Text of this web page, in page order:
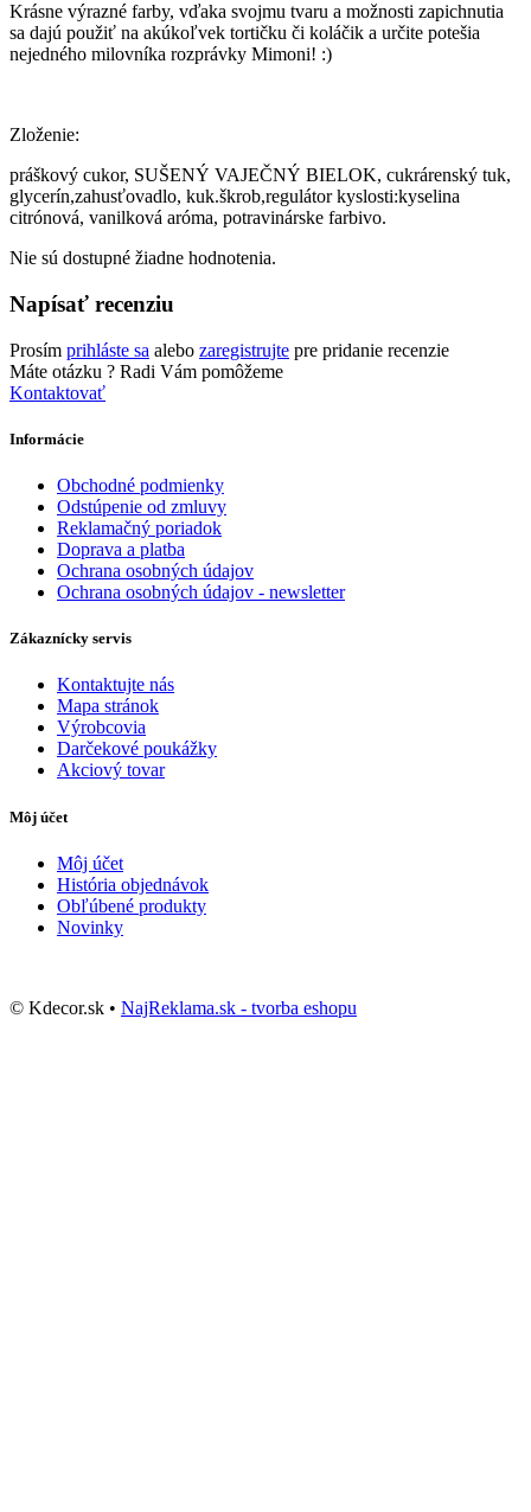
Krásne výrazné farby, vďaka svojmu tvaru a možnosti zapichnutia
sa dajú použiť na akúkoľvek tortičku či koláčik a určite potešia
nejedného milovníka rozprávky Mimoni! :)
Zloženie:
práškový cukor, SUŠENÝ VAJEČNÝ BIELOK, cukrárenský tuk,
glycerín,zahusťovadlo, kuk.škrob,regulátor kyslosti:kyselina
citrónová, vanilková aróma, potravinárske farbivo.
Nie sú dostupné žiadne hodnotenia.
Napísať recenziu
Prosím prihláste sa alebo zaregistrujte pre pridanie recenzie
Máte otázku ? Radi Vám pomôžeme
Kontaktovať
Informácie
Obchodné podmienky
Odstúpenie od zmluvy
Reklamačný poriadok
Doprava a platba
Ochrana osobných údajov
Ochrana osobných údajov - newsletter
Zákaznícky servis
Kontaktujte nás
Mapa stránok
Výrobcovia
Darčekové poukážky
Akciový tovar
Môj účet
Môj účet
História objednávok
Obľúbené produkty
Novinky
© Kdecor.sk • NajReklama.sk - tvorba eshopu